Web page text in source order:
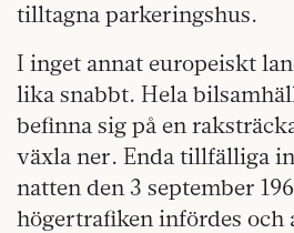
tilltagna parkeringshus.
I inget annat europeiskt
lika snabbt. Hela
befinna sig på en
växla ner. Enda tillfälliga
natten den 3 september
högertrafiken infördes och